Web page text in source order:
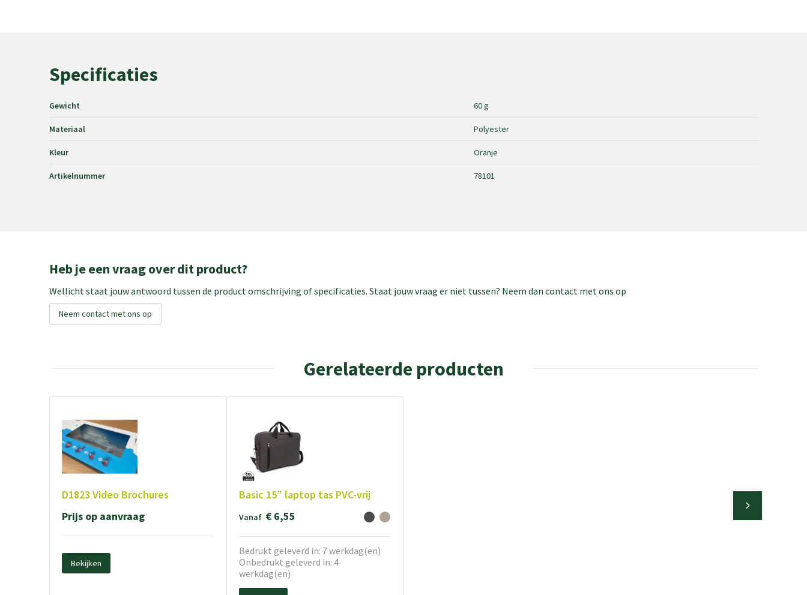
Specificaties
Gewicht 60 g
Materiaal Polyester
Kleur Oranje
Artikelnummer 78101
Heb je een vraag over dit product?
Wellicht staat jouw antwoord tussen de product omschrijving of specificaties. Staat jouw vraag er niet tussen? Neem dan contact met ons op
Neem contact met ons op
Gerelateerde producten
D1823 Video Brochures
Prijs op aanvraag
Bekijken
Basic 15” laptop tas PVC-vrij
Vanaf € 6,55
Bedrukt geleverd in: 7 werkdag(en)
Onbedrukt geleverd in: 4
werkdag(en)